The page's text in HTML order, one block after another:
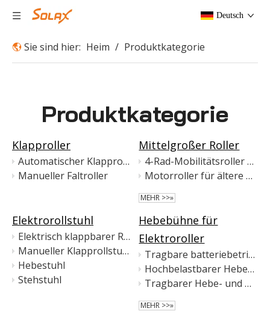
Deutsch
Sie sind hier: Heim / Produktkategorie
Produktkategorie
Klapproller
Automatischer Klapproller
Manueller Faltroller
Mittelgroßer Roller
4-Rad-Mobilitätsroller mit drehbarem Sitz
Motorroller für ältere Menschen mit drehbarem Sitz
MEHR >>»
Elektrorollstuhl
Elektrisch klappbarer Rollstuhl
Manueller Klapprollstuhl
Hebestuhl
Stehstuhl
Hebebühne für
Elektroroller
Tragbare batteriebetriebene Hebeplattform für Mobilitätshilfen
Hochbelastbarer Hebe- und Hebemechanismus für Elektroroller
Tragbarer Hebe- und Hebemechanismus für Elektroroller
MEHR >>»